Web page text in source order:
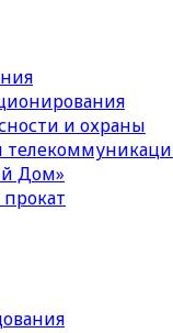
и охраны
Дом»